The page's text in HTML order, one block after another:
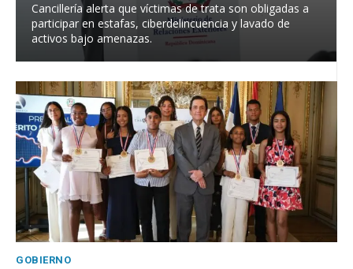
Cancillería alerta que víctimas de trata son obligadas a
participar en estafas, ciberdelincuencia y lavado de
activos bajo amenazas.
GOBIERNO